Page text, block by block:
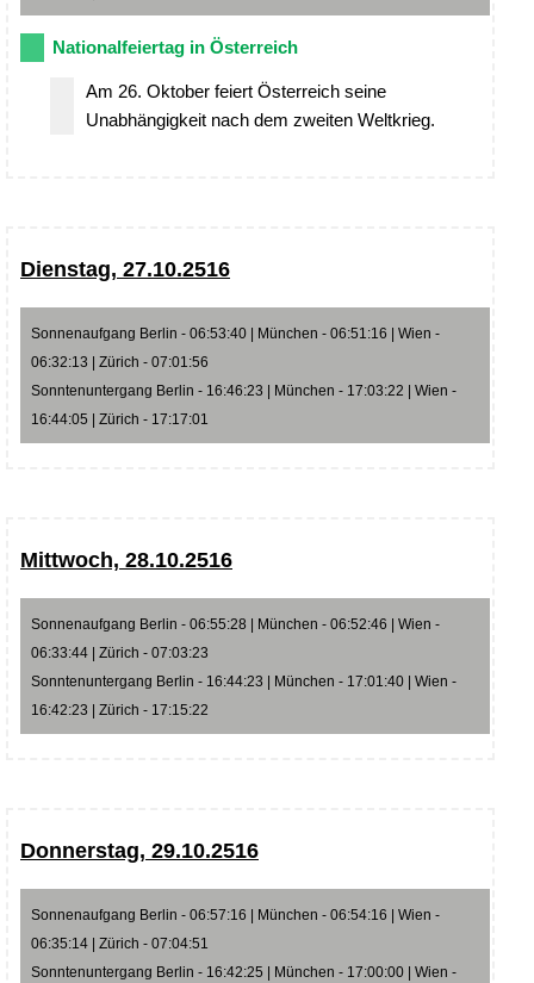
Nationalfeiertag in Österreich
Am 26. Oktober feiert Österreich seine
Unabhängigkeit nach dem zweiten Weltkrieg.
Dienstag, 27.10.2516
Sonnenaufgang Berlin - 06:53:40 | München - 06:51:16 | Wien -
06:32:13 | Zürich - 07:01:56
Sonntenuntergang Berlin - 16:46:23 | München - 17:03:22 | Wien -
16:44:05 | Zürich - 17:17:01
Mittwoch, 28.10.2516
Sonnenaufgang Berlin - 06:55:28 | München - 06:52:46 | Wien -
06:33:44 | Zürich - 07:03:23
Sonntenuntergang Berlin - 16:44:23 | München - 17:01:40 | Wien -
16:42:23 | Zürich - 17:15:22
Donnerstag, 29.10.2516
Sonnenaufgang Berlin - 06:57:16 | München - 06:54:16 | Wien -
06:35:14 | Zürich - 07:04:51
Sonntenuntergang Berlin - 16:42:25 | München - 17:00:00 | Wien -